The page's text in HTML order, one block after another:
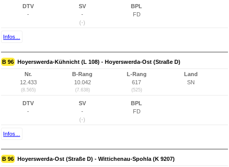
DTV
-
SV
-
(-)
BPL
FD
Infos...
B 96 Hoyerswerda-Kühnicht (L 108) - Hoyerswerda-Ost (Straße D)
Nr.
12.433
(8.565)
B-Rang
10.042
(7.638)
L-Rang
617
(525)
Land
SN
DTV
-
SV
-
(-)
BPL
FD
Infos...
B 96 Hoyerswerda-Ost (Straße D) - Wittichenau-Spohla (K 9207)